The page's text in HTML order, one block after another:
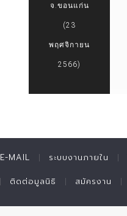
จ.ขอนแก่น
(23
พฤศจิกายน
2566)
E-MAIL ระบบงานภายใน
ติดต่อมูลนิธิ สมัครงาน